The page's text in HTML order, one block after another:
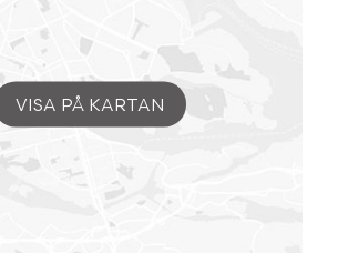
VISA PÅ KARTAN